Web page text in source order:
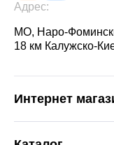
Адрес:
МО, Наро-
18 км Калужско-
Интернет